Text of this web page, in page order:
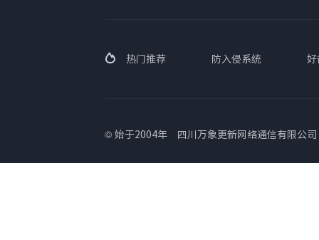
热门推荐 防入侵系统 好
© 始于2004年 四川万象更新网络通信有限公司